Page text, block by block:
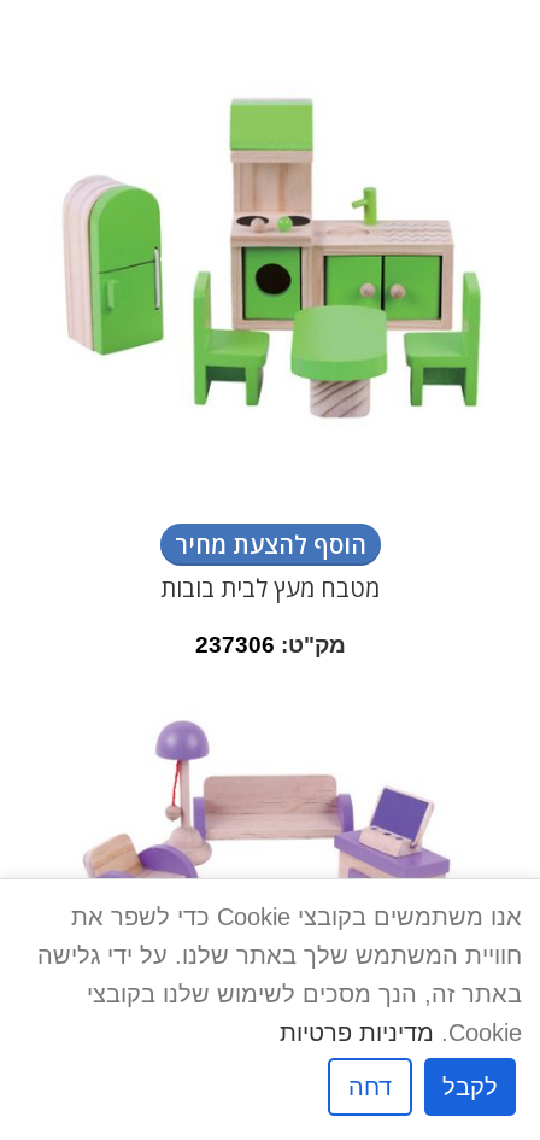
הוסף להצעת מחיר
מטבח מעץ לבית בובות
מק"ט: 237306
הוסף להצעת מחיר
סלון מעץ לבית בובות
אנו משתמשים בקובצי Cookie כדי לשפר את
חוויית המשתמש שלך באתר שלנו. על ידי גלישה
באתר זה, הנך מסכים לשימוש שלנו בקובצי
Cookie.
מדיניות פרטיות
לקבל דחה